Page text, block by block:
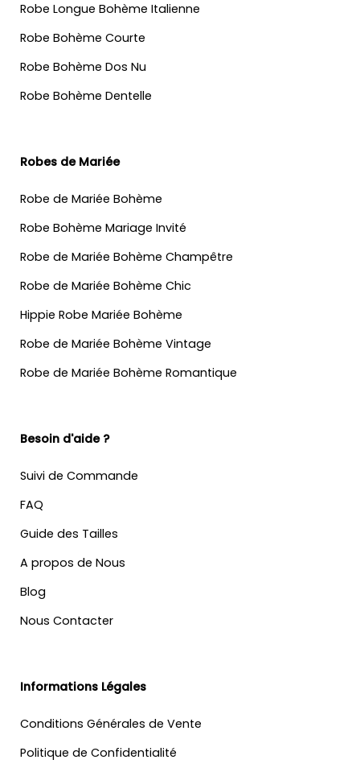
Robe Longue Bohème Italienne
Robe Bohème Courte
Robe Bohème Dos Nu
Robe Bohème Dentelle
Robes de Mariée
Robe de Mariée Bohème
Robe Bohème Mariage Invité
Robe de Mariée Bohème Champêtre
Robe de Mariée Bohème Chic
Hippie Robe Mariée Bohème
Robe de Mariée Bohème Vintage
Robe de Mariée Bohème Romantique
Besoin d'aide ?
Suivi de Commande
FAQ
Guide des Tailles
A propos de Nous
Blog
Nous Contacter
Informations Légales
Conditions Générales de Vente
Politique de Confidentialité